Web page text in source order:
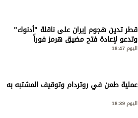
قطر تدين هجوم إيران على ناقلة "أدنوك"
وتدعو لإعادة فتح مضيق هرمز فوراً
اليوم 18:47
عملية طعن في روتردام وتوقيف المشتبه به
اليوم 18:39